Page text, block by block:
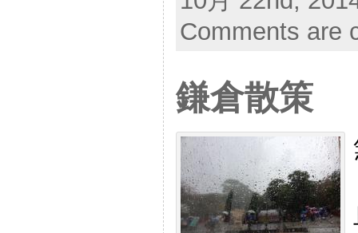
Comments are
鎌倉散策